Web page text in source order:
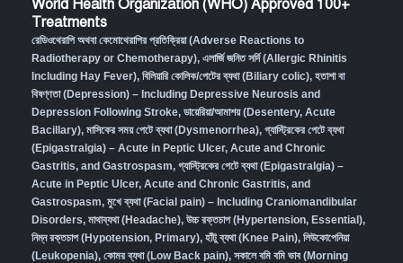
World Health Organization (WHO) Approved 100+
Treatments
রেডিওথেরাপি অথবা কেমোথেরাপির প্রতিক্রিয়া (Adverse Reactions to
Radiotherapy or Chemotherapy), এলার্জি জনিত সর্দি (Allergic Rhinitis
Including Hay Fever), বিলিয়ারি কোলিক/পেটের ব্যথা (Biliary colic), হতাশা বা
বিষণ্ণতা (Depression) – Including Depressive Neurosis and
Depression Following Stroke, ডায়েরিয়া/আমাশয় (Desentery, Acute
Bacillary), মাসিকের সময় পেটে ব্যথা (Dysmenorrhea), গ্যাস্ট্রিকের পেটে ব্যথা
(Epigastralgia) – Acute in Peptic Ulcer, Acute and Chronic
Gastritis, and Gastrospasm, গ্যাস্ট্রিকের পেটে ব্যথা (Epigastralgia) –
Acute in Peptic Ulcer, Acute and Chronic Gastritis, and
Gastrospasm, মুখে ব্যথা (Facial pain) – Including Craniomandibular
Disorders, মাথাব্যথা (Headache), উচ্চ রক্তচাপ (Hypertension, Essential),
নিম্ন রক্তচাপ (Hypotension, Primary), হাঁটু ব্যথা (Knee Pain), লিউকোপেনিয়া
(Leukopenia), কোমর ব্যথা (Low Back pain), সকালে বমি বমি ভাব (Morning